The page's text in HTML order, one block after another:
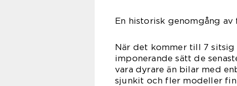
En historisk genomgång
När det kommer till 7
imponerande sätt de
vara dyrare än bilar med
sjunkit och fler modeller